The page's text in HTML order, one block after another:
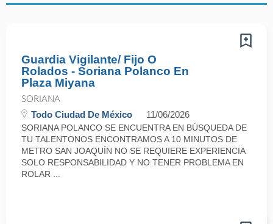
Guardia Vigilante/ Fijo O
Rolados - Soriana Polanco En
Plaza Miyana
SORIANA
Todo Ciudad De México 11/06/2026
SORIANA POLANCO SE ENCUENTRA EN BÚSQUEDA DE
TU TALENTONOS ENCONTRAMOS A 10 MINUTOS DE
METRO SAN JOAQUÍN NO SE REQUIERE EXPERIENCIA
SOLO RESPONSABILIDAD Y NO TENER PROBLEMA EN
ROLAR ...